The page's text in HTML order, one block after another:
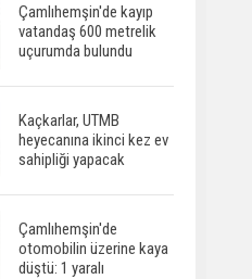
Çamlıhemşin'de kayıp
vatandaş 600 metrelik
uçurumda bulundu
Kaçkarlar, UTMB
heyecanına ikinci kez ev
sahipliği yapacak
Çamlıhemşin'de
otomobilin üzerine kaya
düştü: 1 yaralı